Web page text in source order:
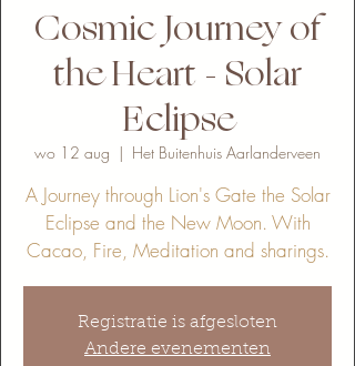
Cosmic Journey of
the Heart - Solar
Eclipse
wo 12 aug
  |
Het Buitenhuis Aarlanderveen
A Journey through Lion's Gate the Solar
Eclipse and the New Moon. With
Cacao, Fire, Meditation and sharings.
Registratie is afgesloten
Andere evenementen